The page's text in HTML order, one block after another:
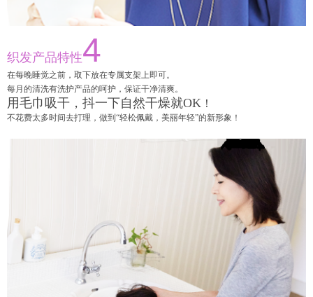
织发产品特性4
在每晚睡觉之前，取下放在专属支架上即可。
每月的清洗有洗护产品的呵护，保证干净清爽。
用毛巾吸干，抖一下自然干燥就OK ！
不花费太多时间去打理，做到“轻松佩戴，美丽年轻”的新形象！